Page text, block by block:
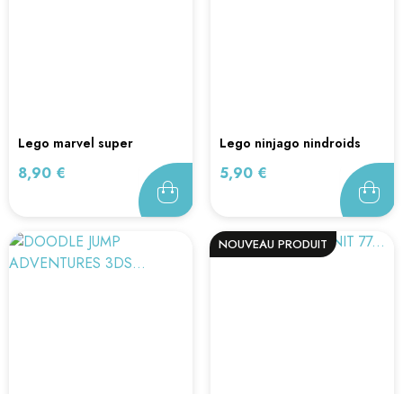
lego marvel super
Prix
8,90 €
lego ninjago nindroids
Prix
5,90 €
NOUVEAU PRODUIT